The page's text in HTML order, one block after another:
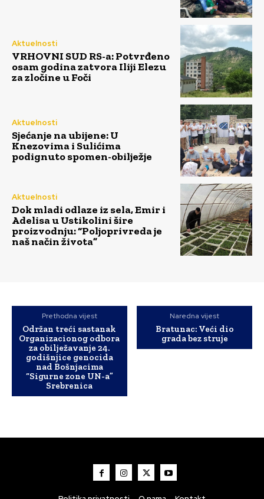
Aktuelnosti
VRHOVNI SUD RS-a: Potvrđeno
osam godina zatvora Iliji Elezu
za zločine u Foči
Aktuelnosti
Sjećanje na ubijene: U
Knezovima i Sulićima
podignuto spomen-obilježje
Aktuelnosti
Dok mladi odlaze iz sela, Emir i
Adelisa u Ustikolini šire
proizvodnju: “Poljoprivreda je
naš način života”
Prethodna vijest
Održan treći sastanak
Organizacionog odbora
za obilježavanje 24.
godišnjice genocida
nad Bošnjacima
“Sigurne zone UN-a”
Srebrenica
Naredna vijest
Bratunac: Veći dio
grada bez struje